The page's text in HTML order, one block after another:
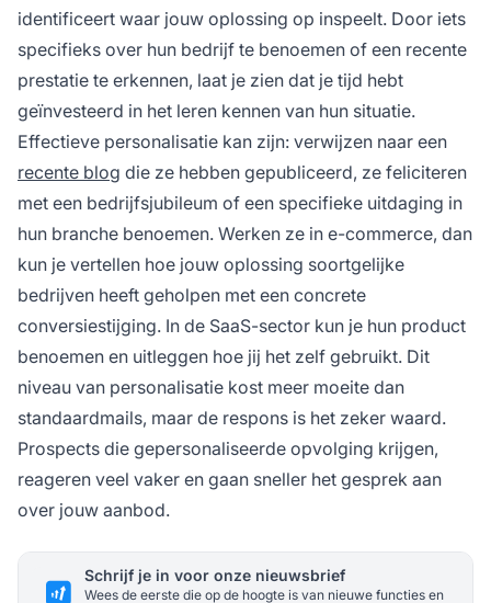
identificeert waar jouw oplossing op inspeelt. Door iets
specifieks over hun bedrijf te benoemen of een recente
prestatie te erkennen, laat je zien dat je tijd hebt
geïnvesteerd in het leren kennen van hun situatie.
Effectieve personalisatie kan zijn: verwijzen naar een
recente blog die ze hebben gepubliceerd, ze feliciteren
met een bedrijfsjubileum of een specifieke uitdaging in
hun branche benoemen. Werken ze in e-commerce, dan
kun je vertellen hoe jouw oplossing soortgelijke
bedrijven heeft geholpen met een concrete
conversiestijging. In de SaaS-sector kun je hun product
benoemen en uitleggen hoe jij het zelf gebruikt. Dit
niveau van personalisatie kost meer moeite dan
standaardmails, maar de respons is het zeker waard.
Prospects die gepersonaliseerde opvolging krijgen,
reageren veel vaker en gaan sneller het gesprek aan
over jouw aanbod.
Schrijf je in voor onze nieuwsbrief
Wees de eerste die op de hoogte is van nieuwe functies en